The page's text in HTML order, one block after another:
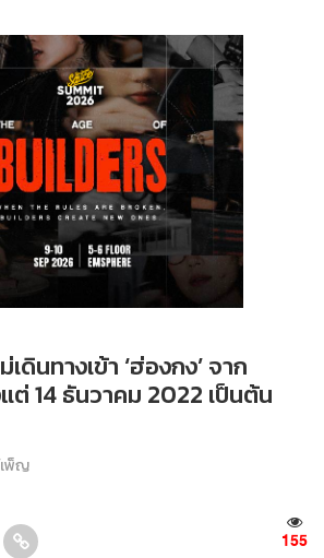
ดินทางเข้า ‘ฮ่องกง’ จาก
ต่ 14 ธันวาคม 2022 เป็นต้น
พ็ญ
155